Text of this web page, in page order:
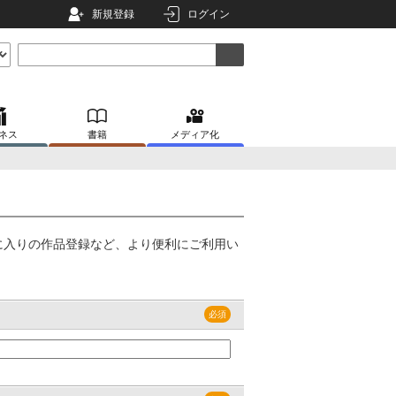
新規登録 ログイン
ス 書籍 メディア化
りの作品登録など、より便利にご利用い